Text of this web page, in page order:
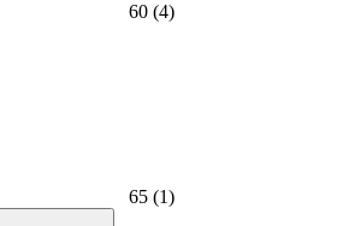
60 (4)
65 (1)